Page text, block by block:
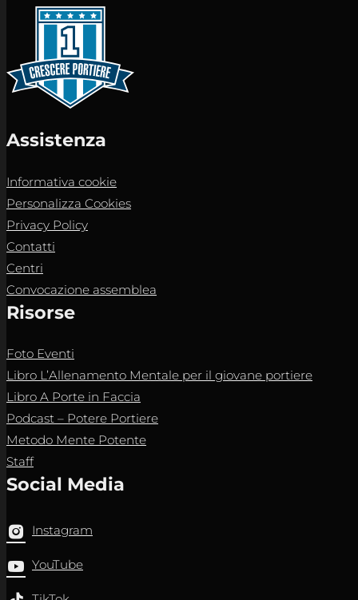
Assistenza
Informativa cookie
Personalizza Cookies
Privacy Policy
Contatti
Centri
Convocazione assemblea
Risorse
Foto Eventi
Libro L’Allenamento Mentale per il giovane portiere
Libro A Porte in Faccia
Podcast – Potere Portiere
Metodo Mente Potente
Staff
Social Media
Instagram
YouTube